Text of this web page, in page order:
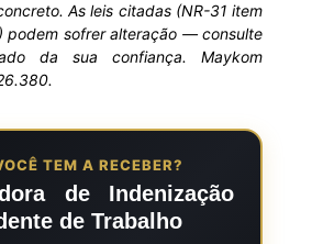
As leis citadas (NR-31 item
podem sofrer alteração — consulte
da sua confiança. Maykom
TEM A RECEBER?
de Indenização
de Trabalho